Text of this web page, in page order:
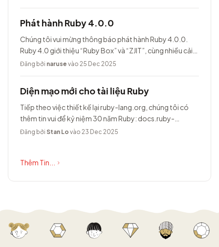
Phát hành Ruby 4.0.0
Chúng tôi vui mừng thông báo phát hành Ruby 4.0.0.
Ruby 4.0 giới thiệu “Ruby Box” và “ZJIT”, cùng nhiều cải
tiến khác.
Đăng bởi naruse vào 25 Dec 2025
Diện mạo mới cho tài liệu Ruby
Tiếp theo việc thiết kế lại ruby-lang.org, chúng tôi có
thêm tin vui để kỷ niệm 30 năm Ruby: docs.ruby-
lang.org có diện mạo hoàn toàn...
Đăng bởi Stan Lo vào 23 Dec 2025
Thêm Tin...